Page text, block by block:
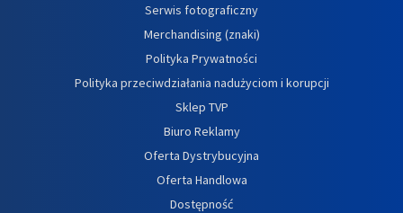
Serwis fotograficzny
Merchandising (znaki)
Polityka Prywatności
Polityka przeciwdziałania nadużyciom i korupcji
Sklep TVP
Biuro Reklamy
Oferta Dystrybucyjna
Oferta Handlowa
Dostępność